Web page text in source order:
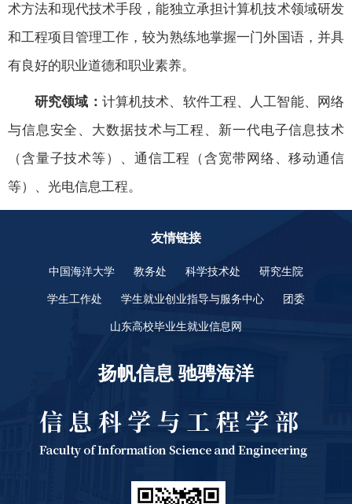
术方法和现代技术手段，能独立承担计算机技术领域研发
和工程项目管理工作，较为熟练地掌握一门外国语，并具
有良好的职业道德和职业素养。
研究领域： 计算机技术、软件工程、人工智能、网络
与信息安全、大数据技术与工程、新一代电子信息技术
（含量子技术等）、通信工程（含宽带网络、移动通信
等）、光电信息工程。
友情链接
中国海洋大学 教务处 科学技术处 研究生院
学生工作处 学生就业创业指导与服务中心 团委
山东高校毕业生就业信息网
扬帆信息 驰骋海洋